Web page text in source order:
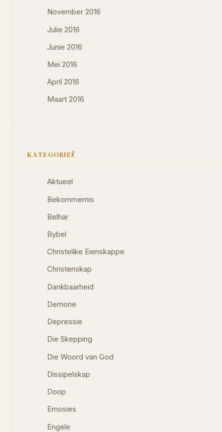
November 2016
Julie 2016
Junie 2016
Mei 2016
April 2016
Maart 2016
KATEGORIEË
Aktueel
Bekommernis
Belhar
Bybel
Christelike Eienskappe
Christenskap
Dankbaarheid
Demone
Depressie
Die Skepping
Die Woord van God
Dissipelskap
Doop
Emosies
Engele